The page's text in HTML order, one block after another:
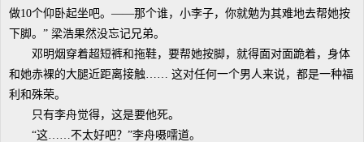
做10个仰卧起坐吧。——那个谁，小李子，你就勉为其难地去帮她按
下脚。” 梁浩果然没忘记兄弟。
邓明烟穿着超短裤和拖鞋，要帮她按脚，就得面对面跪着，身体
和她赤裸的大腿近距离接触…… 这对任何一个男人来说，都是一种福
利和殊荣。
只有李舟觉得，这是要他死。
“这……不太好吧？”李舟嗫嚅道。